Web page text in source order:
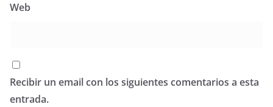
Web
Recibir un email con los siguientes comentarios a esta
entrada.